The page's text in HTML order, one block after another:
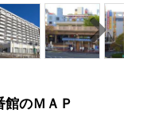
N
ext
のＭＡＰ